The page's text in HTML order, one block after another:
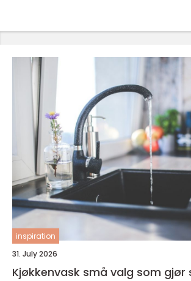
inspiration
31. July 2026
Kjøkkenvask små valg som gjør stor forskjell